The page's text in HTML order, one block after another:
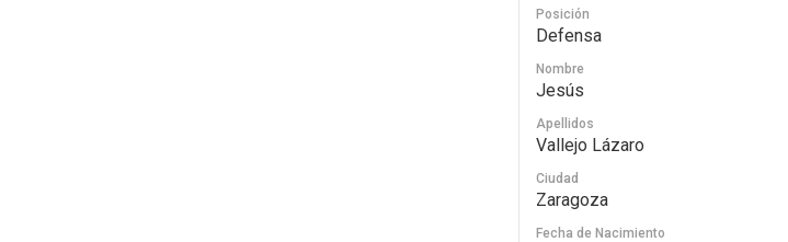
Posición
Defensa
Nombre
Jesús
Apellidos
Vallejo Lázaro
Ciudad
Zaragoza
Fecha de Nacimiento